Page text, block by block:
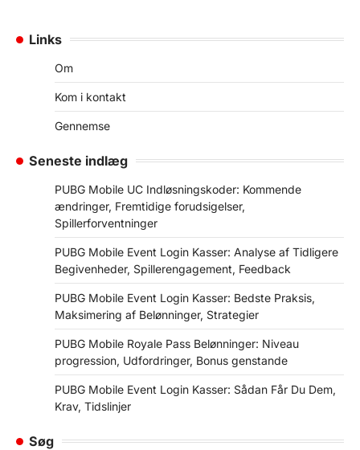
Links
Om
Kom i kontakt
Gennemse
Seneste indlæg
PUBG Mobile UC Indløsningskoder: Kommende
ændringer, Fremtidige forudsigelser,
Spillerforventninger
PUBG Mobile Event Login Kasser: Analyse af Tidligere
Begivenheder, Spillerengagement, Feedback
PUBG Mobile Event Login Kasser: Bedste Praksis,
Maksimering af Belønninger, Strategier
PUBG Mobile Royale Pass Belønninger: Niveau
progression, Udfordringer, Bonus genstande
PUBG Mobile Event Login Kasser: Sådan Får Du Dem,
Krav, Tidslinjer
Søg